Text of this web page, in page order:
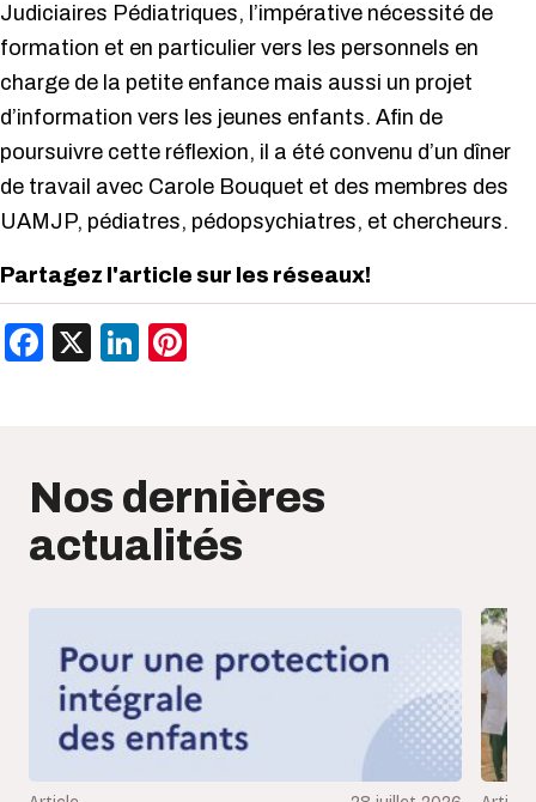
Judiciaires Pédiatriques, l’impérative nécessité de
formation et en particulier vers les personnels en
charge de la petite enfance mais aussi un projet
d’information vers les jeunes enfants. Afin de
poursuivre cette réflexion, il a été convenu d’un dîner
de travail avec Carole Bouquet et des membres des
UAMJP, pédiatres, pédopsychiatres, et chercheurs.
Partagez l'article sur les réseaux!
Facebook
X LinkedIn
Nos dernières
actualités